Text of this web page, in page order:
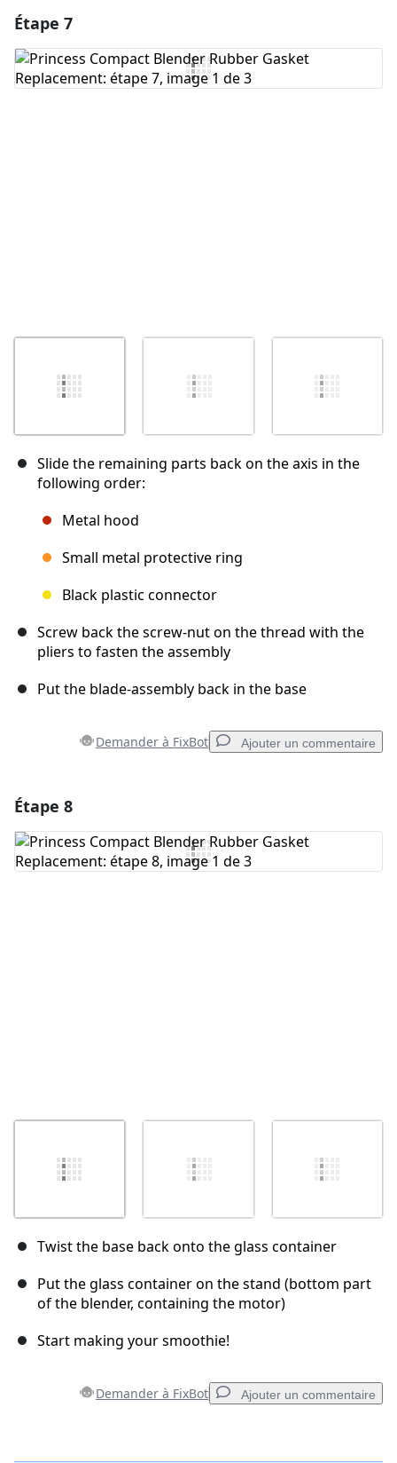
Ajouter un commentaire
Étape 7
Slide the remaining parts back on the axis in the
following order:
Metal hood
Small metal protective ring
Black plastic connector
Screw back the screw-nut on the thread with the
pliers to fasten the assembly
Put the blade-assembly back in the base
Demander à FixBot Ajouter un commentaire
Ajouter un commentaire
Étape 8
Twist the base back onto the glass container
Put the glass container on the stand (bottom part
of the blender, containing the motor)
Start making your smoothie!
Demander à FixBot Ajouter un commentaire